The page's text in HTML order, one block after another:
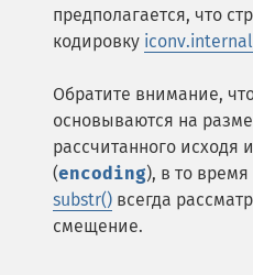
предполагается, что
кодировку
Обратите внимание,
основываются на
рассчитанного исходя
(encoding), в то
substr() всегда
смещение.